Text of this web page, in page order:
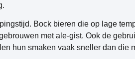
Bock bieren die op lage
met ale-gist. Ook de
hun smaken vaak sneller dan die